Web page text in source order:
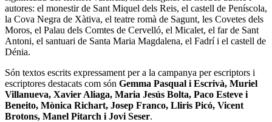
autores: el monestir de Sant Miquel dels Reis, el castell de Peníscola,
la Cova Negra de Xàtiva, el teatre romà de Sagunt, les Covetes dels
Moros, el Palau dels Comtes de Cervelló, el Micalet, el far de Sant
Antoni, el santuari de Santa Maria Magdalena, el Fadrí i el castell de
Dénia.
Són textos escrits expressament per a la campanya per escriptors i
escriptores destacats com són Gemma Pasqual i Escrivà, Muriel
Villanueva, Xavier Aliaga, Maria Jesús Bolta, Paco Esteve i
Beneito, Mònica Richart, Josep Franco, Lliris Picó, Vicent
Brotons, Manel Pitarch i Jovi Seser.